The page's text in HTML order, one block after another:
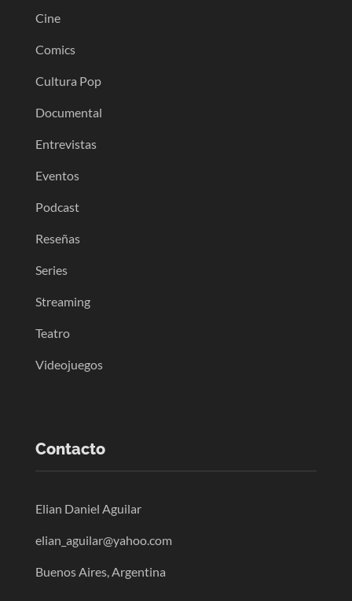
Cine
Comics
Cultura Pop
Documental
Entrevistas
Eventos
Podcast
Reseñas
Series
Streaming
Teatro
Videojuegos
Contacto
Elian Daniel Aguilar
elian_aguilar@yahoo.com
Buenos Aires, Argentina